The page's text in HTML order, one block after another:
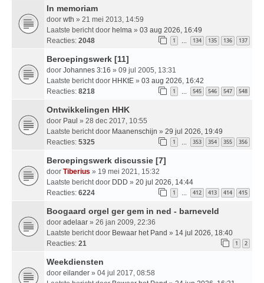
In memoriam
door wth » 21 mei 2013, 14:59
Laatste bericht door helma » 03 aug 2026, 16:49
Reacties: 2048 1 … 134 135 136 137
Beroepingswerk [11]
door Johannes 3:16 » 09 jul 2005, 13:31
Laatste bericht door HHKtE » 03 aug 2026, 16:42
Reacties: 8218 1 … 545 546 547 548
Ontwikkelingen HHK
door Paul » 28 dec 2017, 10:55
Laatste bericht door Maanenschijn » 29 jul 2026, 19:49
Reacties: 5325 1 … 353 354 355 356
Beroepingswerk discussie [7]
door Tiberius » 19 mei 2021, 15:32
Laatste bericht door DDD » 20 jul 2026, 14:44
Reacties: 6224 1 … 412 413 414 415
Boogaard orgel ger gem in ned - barneveld
door adelaar » 26 jan 2009, 22:36
Laatste bericht door Bewaar het Pand » 14 jul 2026, 18:40
Reacties: 21 1 2
Weekdiensten
door eilander » 04 jul 2017, 08:58